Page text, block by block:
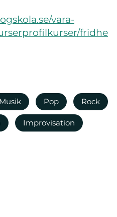
vara-
fridhe
Musik Pop Rock
Improvisation